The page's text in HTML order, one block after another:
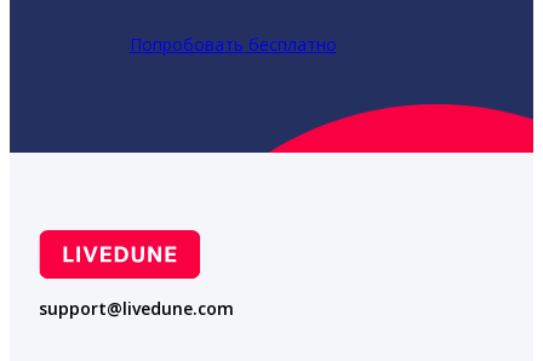
Попробовать бесплатно
support@livedune.com